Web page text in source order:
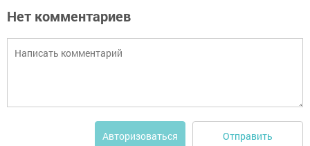
Нет комментариев
Авторизоваться Отправить